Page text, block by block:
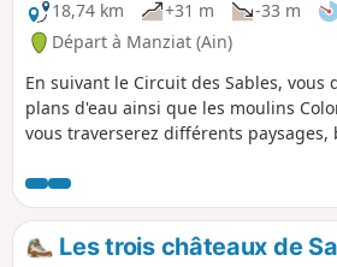
18,74 km
+31 m -33 m
Départ à Manziat (Ain)
En suivant le Circuit des Sables, vous
plans d'eau ainsi que les moulins
vous traverserez différents paysages,
Les trois châteaux de